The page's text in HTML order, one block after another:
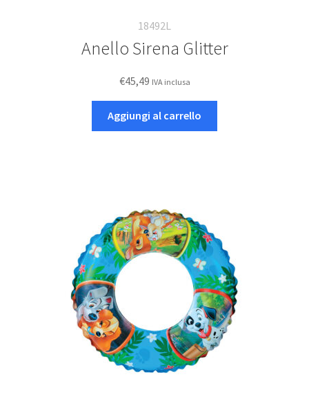
18492L
Anello Sirena Glitter
€45,49 IVA inclusa
Aggiungi al carrello